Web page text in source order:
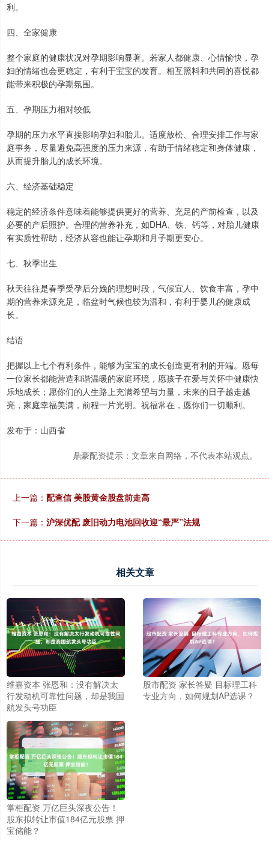
利。
四、全家健康
整个家庭的健康状况对孕期影响显著。若家人都健康、心情愉快，孕
妇的情绪也会更稳定，有利于宝宝的发育。相互照料和共同的喜悦都
能带来积极的孕期氛围。
五、孕期压力相对较低
孕期的压力水平直接影响孕妇和胎儿。适度放松、合理安排工作与家
庭事务，尽量避免高强度的压力来源，有助于情绪稳定和身体健康，
从而提升胎儿的成长环境。
六、经济基础稳定
稳定的经济条件意味着能够提供更好的营养、充足的产前检查，以及
必要的产后照护。合理的营养补充，如DHA、铁、钙等，对胎儿健康
有实质性帮助，经济从容也能让孕期和月子期更安心。
七、秋季出生
秋天往往是春季受孕后分娩的理想时段，气候宜人、饮食丰富，孕中
期的营养来源充足，临盆时气候也较为温和，有利于婴儿的健康成
长。
结语
把握以上七个有利条件，能够为宝宝的成长创造更有利的开端。愿每
一位家长都能营造和谐温暖的家庭环境，愿孩子在爱与关怀中健康快
乐地成长；愿你们的人生路上充满希望与力量，未来的日子越走越
亮，家庭幸福美满，前程一片光明。祝福常在，愿你们一切顺利。
发布于：山西省
鼎豪配资提示：文章来自网络，不代表本站观点。
上一篇： 配查信 美股黄金股盘前走高
下一篇： 沪深优配 废旧动力电池回收迎“最严”法规
相关文章
维嘉资本 张恩和：没有解决太
行发动机可靠性问题，却是我国
航发头号功臣
股市配资 家长答疑 目标理工科
专业方向，如何规划AP选课？
掌柜配资 万亿巨头深夜公告！
股东拟转让市值184亿元股票 押
宝储能？